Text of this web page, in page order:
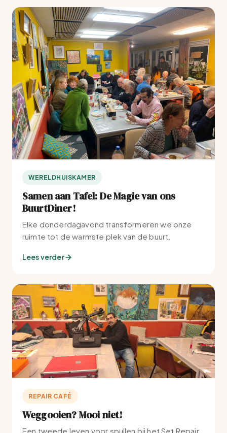
WERELDHUISKAMER
Samen aan Tafel: De Magie van ons
BuurtDiner!
Elke donderdagavond transformeren we onze
ruimte tot de warmste plek van de buurt.
Lees verder
REPAIR CAFÉ
Weggooien? Mooi niet!
Een tweede leven voor spullen bij het Set Repair